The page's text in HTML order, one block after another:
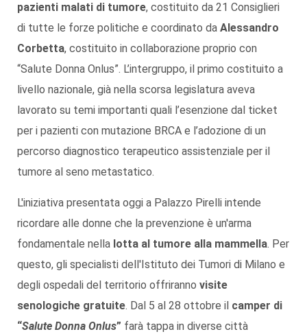
pazienti malati di tumore, costituito da 21 Consiglieri
di tutte le forze politiche e coordinato da Alessandro
Corbetta, costituito in collaborazione proprio con
“Salute Donna Onlus”. L’intergruppo, il primo costituito a
livello nazionale, già nella scorsa legislatura aveva
lavorato su temi importanti quali l’esenzione dal ticket
per i pazienti con mutazione BRCA e l’adozione di un
percorso diagnostico terapeutico assistenziale per il
tumore al seno metastatico.
L'iniziativa presentata oggi a Palazzo Pirelli intende
ricordare alle donne che la prevenzione è un'arma
fondamentale nella lotta al tumore alla mammella. Per
questo, gli specialisti dell'Istituto dei Tumori di Milano e
degli ospedali del territorio offriranno visite
senologiche gratuite. Dal 5 al 28 ottobre il camper di
“Salute Donna Onlus” farà tappa in diverse città